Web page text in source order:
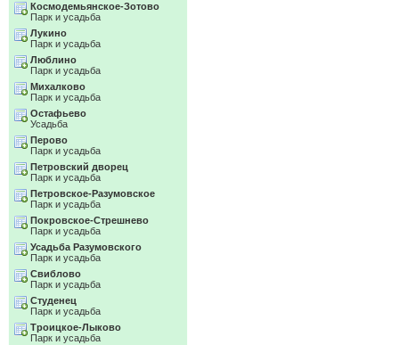
Космодемьянское-Зотово
Парк и усадьба
Лукино
Парк и усадьба
Люблино
Парк и усадьба
Михалково
Парк и усадьба
Остафьево
Усадьба
Перово
Парк и усадьба
Петровский дворец
Парк и усадьба
Петровское-Разумовское
Парк и усадьба
Покровское-Стрешнево
Парк и усадьба
Усадьба Разумовского
Парк и усадьба
Свиблово
Парк и усадьба
Студенец
Парк и усадьба
Троицкое-Лыково
Парк и усадьба